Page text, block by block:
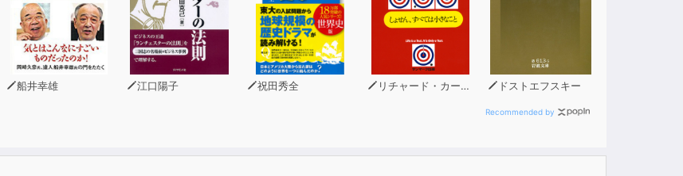
船井幸雄 江口陽子 祝田秀全 リチャード・カールソン ドストエフスキー
Recommended by